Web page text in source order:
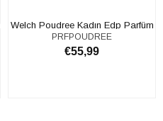
Welch Poudree Kadın Edp Parfüm
100 Ml.
PRFPOUDREE
€55,99